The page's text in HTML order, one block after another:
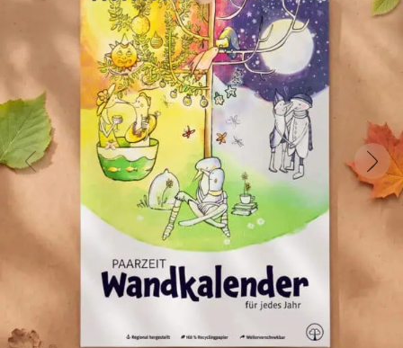
Erlaubt uns, anonymisierte Daten über das
Nutzerverhalten zu sammeln, um unseren Shop stetig
zu verbessern.
Marketing & Tracking
Wird verwendet, um dir für dich relevante Inhalte und
Werbung anzuzeigen (z.B. Facebook Pixel, Pinterest).
Auswahl speichern Alle akzeptieren